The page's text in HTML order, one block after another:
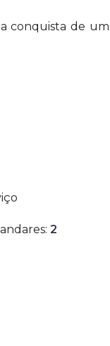
conquista de um
:2